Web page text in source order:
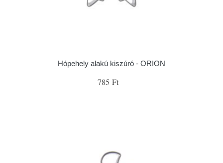
Hópehely alakú kiszúró - ORION
785 Ft